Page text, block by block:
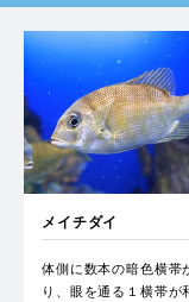
メイチダイ
体側に数本の暗色横帯
り、眼を通る１横帯が